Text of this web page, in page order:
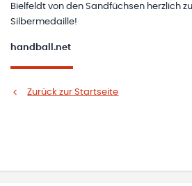
Bielfeldt von den Sandfüchsen herzlich
Silbermedaille!
handball.net
Zurück zur Startseite